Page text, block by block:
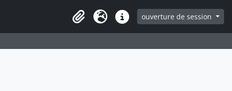
ClipboardLangueLiens rapidesouverture de session